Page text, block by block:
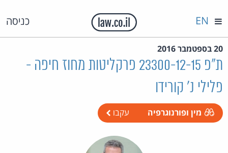
כניסה EN
20 בספטמבר 2016
ת"פ 23300-12-15 פרקליטות מחוז חיפה -
פלילי נ' קורידו
מין ופורנוגרפיה עקבו